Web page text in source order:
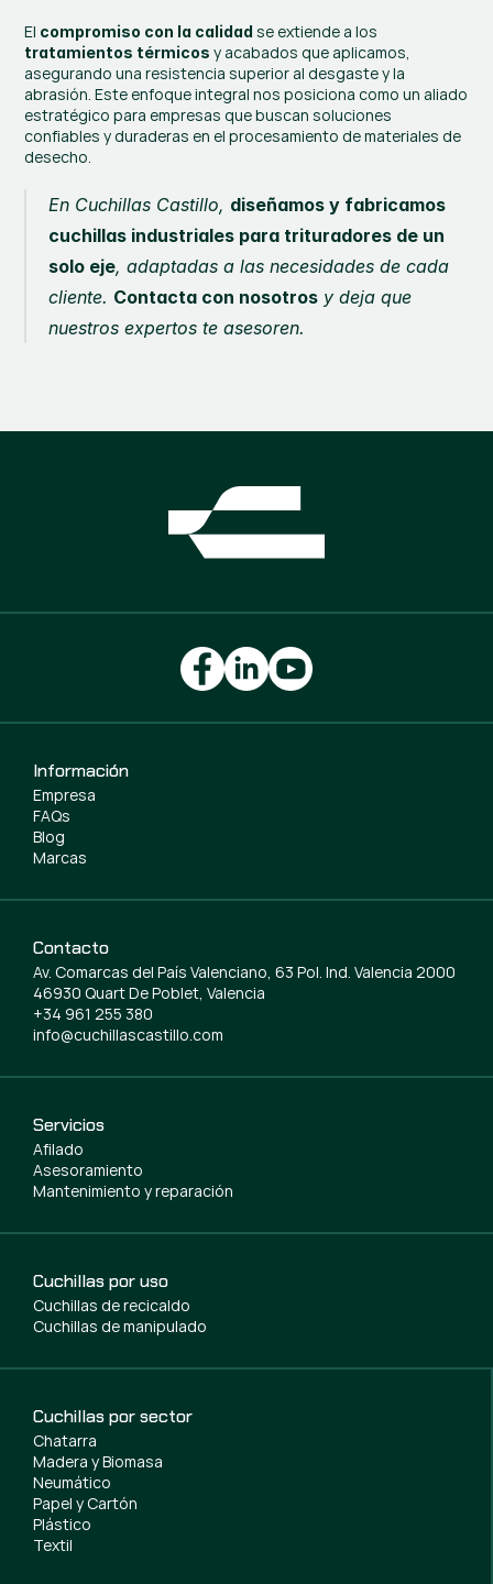
El compromiso con la calidad
tratamientos térmicos y acabados que aplicamos,
asegurando una resistencia superior al desgaste y la
abrasión. Este enfoque integral nos posiciona como un aliado
estratégico para empresas que buscan soluciones
confiables y duraderas en el procesamiento de materiales de
desecho.
En Cuchillas Castillo, diseñamos y fabricamos
cuchillas industriales para trituradores de un
solo eje, adaptadas a las necesidades de cada
cliente. Contacta con nosotros y deja que
nuestros expertos te asesoren.
Servicios
Afilado
Asesoramiento
Mantenimiento y reparación
Cuchillas por uso
Cuchillas de recicaldo
Cuchillas de manipulado
Cuchillas por sector
Chatarra
Madera y Biomasa
Neumático
Papel y Cartón
Plástico
Textil
Información
Empresa
FAQs
Blog
Marcas
Contacto
Av. Comarcas del País Valenciano, 63 Pol. Ind. Valencia 2000
46930 Quart De Poblet, Valencia
+34 961 255 380
info@cuchillascastillo.com